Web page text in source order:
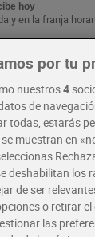
hoy
y en la franja
y ofertas
APP Dia
·
por tu
nuestros4
de
todas, estarás
muestran en
deshabilitan los
de ser
o retirar
las